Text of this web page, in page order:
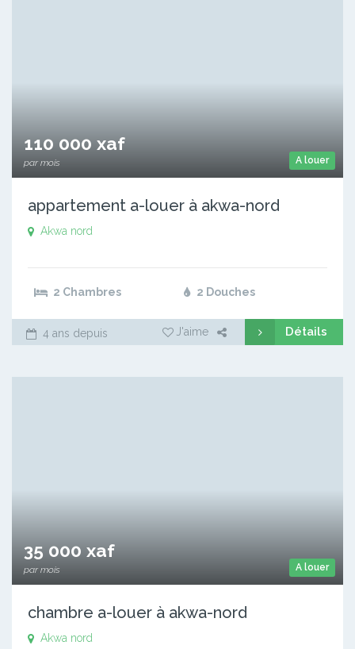
A louer
110 000 xaf
par mois
appartement a-louer à akwa-nord
Akwa nord
2 Chambres 2 Douches
4 ans depuis J'aime Détails
A louer
35 000 xaf
par mois
chambre a-louer à akwa-nord
Akwa nord